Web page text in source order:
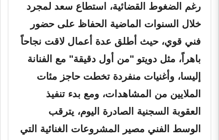
رغم الضغوط القضائية، استطاع سعد لمجرد
خلال السنوات الماضية الحفاظ على حضور
فني قوي، حيث أطلق عدة أعمال لاقت نجاحاً
باهراً، مثل دويتو "من أول دقيقة" مع الفنانة
إليسا، وأغنيات منفردة تخطت حاجز مئات
الملايين من المشاهدات، ومع بدء تنفيذ
العقوبة السجنية الصادرة اليوم، يترقب
الوسط الفني مصير المشروعات الغنائية التي